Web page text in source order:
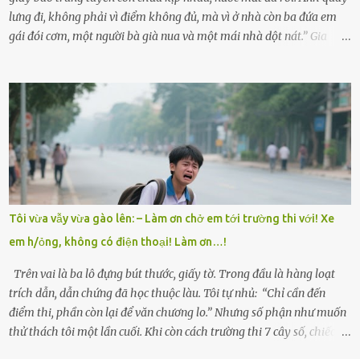
lưng đi, không phải vì điểm không đủ, mà vì ở nhà còn ba đứa em
gái đói cơm, một người bà già nua và một mái nhà dột nát.” Gia
có tin tức. Mọi gánh nặng đổ dồn lên đôi vai gầy guộc của bà nội –
cụ Nguyễn Thị Đào – và cậu con trai cả là Trí, lúc đó mới chỉ 17 tuổi.
Trí là học sinh giỏi toàn huyện, học lớp 12 nhưng đã biết làm ruộng,
làm thuê, biết đi cày thuê từ 4h sáng rồi lại tất tả về đi học. Người
trong làng thương lắm, bảo: “Thằng Trí học giỏi mà hiền, sau này
nên ông này bà nọ đó!” Trí có ba cô em gái: Mai, Lan và Hương – ba
cái tên mẹ đặt lúc còn sống, mong tụi nhỏ sau này như hoa mai nở
giữa mùa đông. Nhưng hoa có đẹp mấy cũng cần đất màu, mà nhà
thì chỉ toàn đất sỏi đá và khốn khó. Năm đó, Trí đỗ Đại học Bách
Khoa Hà...
Tôi vừa vẫy vừa gào lên: – Làm ơn chở em tới trường thi với! Xe
em h/ỏng, không có điện thoại! Làm ơn…!
Trên vai là ba lô đựng bút thước, giấy tờ. Trong đầu là hàng loạt
trích dẫn, dẫn chứng đã học thuộc làu. Tôi tự nhủ: “Chỉ cần đến
điểm thi, phần còn lại để văn chương lo.” Nhưng số phận như muốn
thử thách tôi một lần cuối. Khi còn cách trường thi 7 cây số, chiếc xe